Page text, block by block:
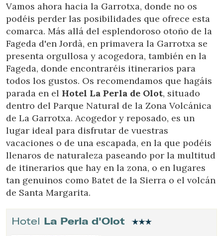
Vamos ahora hacia la Garrotxa, donde no os
podéis perder las posibilidades que ofrece esta
comarca. Más allá del esplendoroso otoño de la
Fageda d'en Jordà, en primavera la Garrotxa se
presenta orgullosa y acogedora, también en la
Fageda, donde encontraréis itinerarios para
todos los gustos. Os recomendamos que hagáis
parada en el Hotel La Perla de Olot, situado
dentro del Parque Natural de la Zona Volcánica
de La Garrotxa. Acogedor y reposado, es un
lugar ideal para disfrutar de vuestras
vacaciones o de una escapada, en la que podéis
llenaros de naturaleza paseando por la multitud
de itinerarios que hay en la zona, o en lugares
tan genuinos como Batet de la Sierra o el volcán
de Santa Margarita.
Hotel La Perla d'Olot